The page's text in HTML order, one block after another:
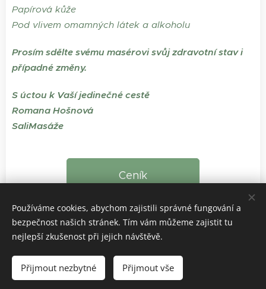
Papírová kůže
Pod vlivem omamných látek a alkoholu
Prosím sdělte svému masérovi svůj zdravotní stav i
případné změny.
S úctou k Vaší jedinečné cestě
Romana Hošnová
SaliMasáže
Ceník
Všeobecné obchodní podmínky
Vytvořeno službou Webnode
Používáme cookies, abychom zajistili správné fungování a
bezpečnost našich stránek. Tím vám můžeme zajistit tu
nejlepší zkušenost při jejich návštěvě.
Přijmout nezbytné Přijmout vše